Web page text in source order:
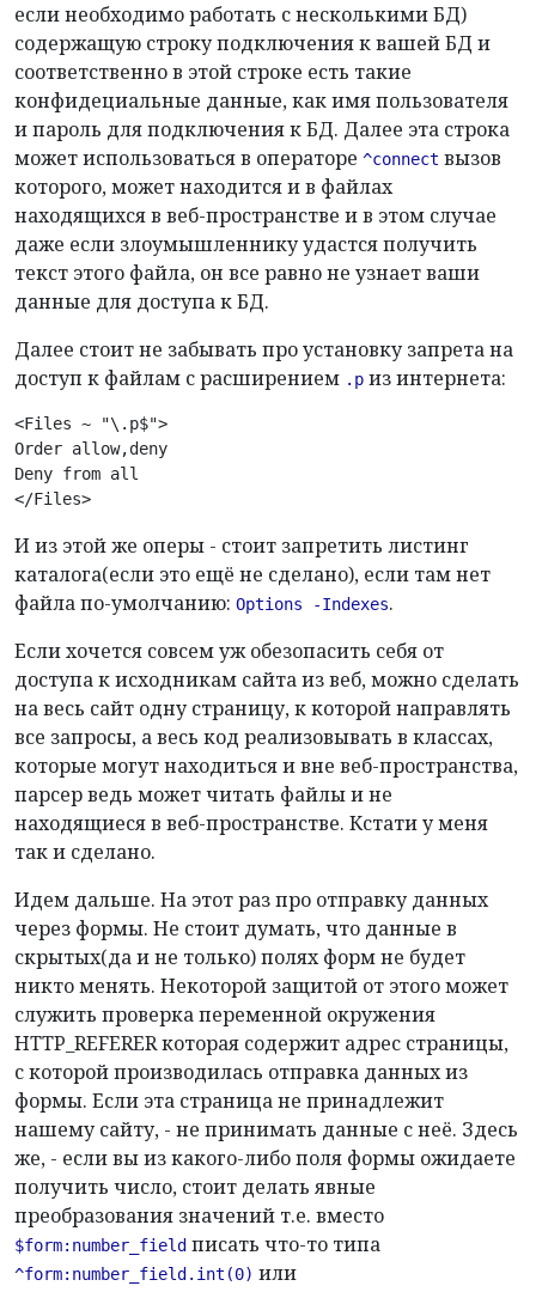
если необходимо работать с несколькими БД)
содержащую строку подключения к вашей БД и
соответственно в этой строке есть такие
конфидециальные данные, как имя пользователя
и пароль для подключения к БД. Далее эта строка
может использоваться в операторе ^connect вызов
которого, может находится и в файлах
находящихся в веб-пространстве и в этом случае
даже если злоумышленнику удастся получить
текст этого файла, он все равно не узнает ваши
данные для доступа к БД.
Далее стоит не забывать про установку запрета на
доступ к файлам с расширением .p из интернета:
<Files ~ "\.p$">
Order allow,deny
Deny from all
</Files>
И из этой же оперы - стоит запретить листинг
каталога(если это ещё не сделано), если там нет
файла по-умолчанию: Options -Indexes.
Если хочется совсем уж обезопасить себя от
доступа к исходникам сайта из веб, можно сделать
на весь сайт одну страницу, к которой направлять
все запросы, а весь код реализовывать в классах,
которые могут находиться и вне веб-пространства,
парсер ведь может читать файлы и не
находящиеся в веб-пространстве. Кстати у меня
так и сделано.
Идем дальше. На этот раз про отправку данных
через формы. Не стоит думать, что данные в
скрытых(да и не только) полях форм не будет
никто менять. Некоторой защитой от этого может
служить проверка переменной окружения
HTTP_REFERER которая содержит адрес страницы,
с которой производилась отправка данных из
формы. Если эта страница не принадлежит
нашему сайту, - не принимать данные с неё. Здесь
же, - если вы из какого-либо поля формы ожидаете
получить число, стоит делать явные
преобразования значений т.е. вместо
$form:number_field писать что-то типа
^form:number_field.int(0) или